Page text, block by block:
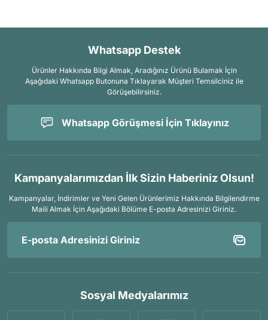
Whatsapp Destek
Ürünler Hakkında Bilgi Almak, Aradığınız Ürünü Bulamak İçin
Aşağıdaki Whatsapp Butonuna Tıklayarak Müşteri Temsilciniz ile
Görüşebilirsiniz.
Whatsapp Görüşmesi İçin Tıklayınız
Kampanyalarımızdan İlk Sizin Haberiniz Olsun!
Kampanyalar, İndirimler ve Yeni Gelen Ürünlerimiz Hakkında Bilgilendirme
Maili Almak İçin Aşağıdaki Bölüme E-posta Adresinizi Giriniz.
Sosyal Medyalarımız